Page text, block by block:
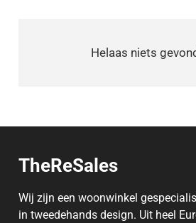
Helaas niets
TheReSales
Wij zijn een woonwinkel
in tweedehands design. Uit heel